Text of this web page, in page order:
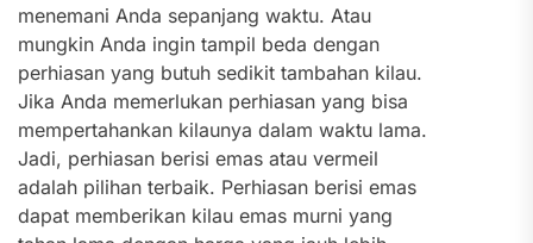
menemani Anda sepanjang waktu. Atau
mungkin Anda ingin tampil beda dengan
perhiasan yang butuh sedikit tambahan kilau.
Jika Anda memerlukan perhiasan yang bisa
mempertahankan kilaunya dalam waktu lama.
Jadi, perhiasan berisi emas atau vermeil
adalah pilihan terbaik. Perhiasan berisi emas
dapat memberikan kilau emas murni yang